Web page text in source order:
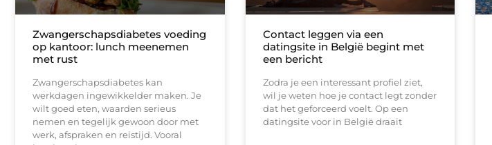
Zwangerschapsdiabetes voeding
op kantoor: lunch meenemen
met rust
Zwangerschapsdiabetes kan
werkdagen ingewikkelder maken. Je
wilt goed eten, waarden serieus
nemen en tegelijk gewoon door met
werk, afspraken en reistijd. Vooral
Contact leggen via een
datingsite in België begint met
een bericht
Zodra je een interessant profiel ziet,
wil je weten hoe je contact legt zonder
dat het geforceerd voelt. Op een
datingsite voor in België draait